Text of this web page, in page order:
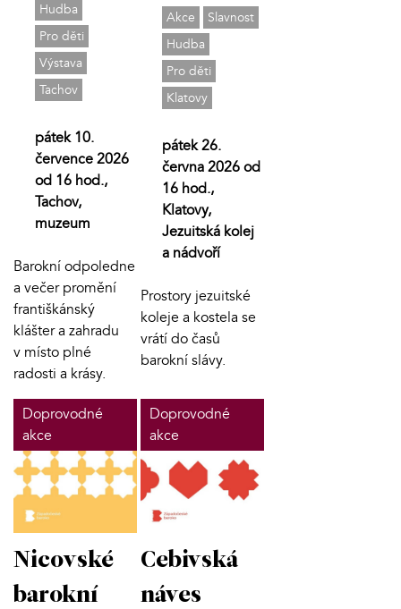
Hudba
Pro děti
Výstava
Tachov
pátek 10.
července 2026
od 16 hod.,
Tachov,
muzeum
Barokní odpoledne
a večer promění
františkánský
klášter a zahradu
v místo plné
radosti a krásy.
Akce
Slavnost
Hudba
Pro děti
Klatovy
pátek 26.
června 2026 od
16 hod.,
Klatovy,
Jezuitská kolej
a nádvoří
Prostory jezuitské
koleje a kostela se
vrátí do časů
barokní slávy.
Doprovodné
akce
Nicovské
barokní
Doprovodné
akce
Cebivská
náves